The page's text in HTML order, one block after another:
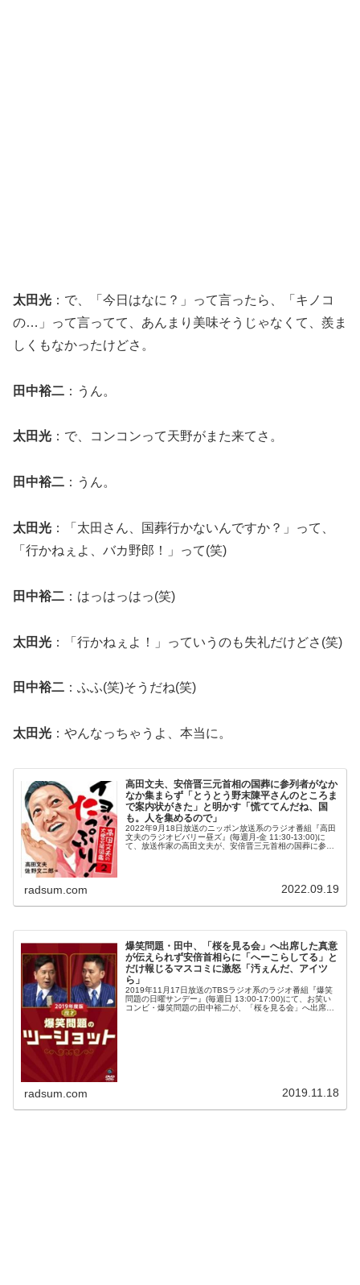
太田光 ：で、「今日はなに？」って言ったら、「キノコ
の…」って言ってて、あんまり美味そうじゃなくて、羨ま
しくもなかったけどさ。
田中裕二 ：うん。
太田光 ：で、コンコンって天野がまた来てさ。
田中裕二 ：うん。
太田光 ：「太田さん、国葬行かないんですか？」って、
「行かねぇよ、バカ野郎！」って(笑)
田中裕二 ：はっはっはっ(笑)
太田光 ：「行かねぇよ！」っていうのも失礼だけどさ(笑)
田中裕二 ：ふふ(笑)そうだね(笑)
太田光 ：やんなっちゃうよ、本当に。
高田文夫、安倍晋三元首相の国葬に参列者がなか
なか集まらず「とうとう野末陳平さんのところま
で案内状がきた」と明かす「慌ててんだね、国
も。人を集めるので」
2022年9月18日放送のニッポン放送系のラジオ番組『高田
文夫のラジオビバリー昼ズ』(毎週月-金 11:30-13:00)に
て、放送作家の高田文夫が、安倍晋三元首相の国葬に参列
radsum.com 2022.09.19
爆笑問題・田中、「桜を見る会」へ出席した真意
が伝えられず安倍首相らに「へーこらしてる」と
だけ報じるマスコミに激怒「汚ぇんだ、アイツ
ら」
2019年11月17日放送のTBSラジオ系のラジオ番組『爆笑
問題の日曜サンデー』(毎週日 13:00-17:00)にて、お笑い
コンビ・爆笑問題の田中裕二が、「桜を見る会」へ出席し
radsum.com 2019.11.18